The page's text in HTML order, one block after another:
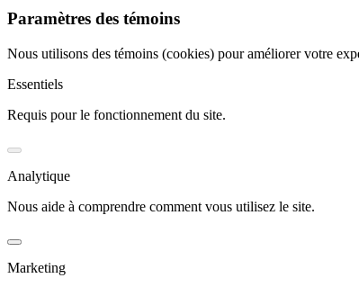
Paramètres des témoins
Nous utilisons des témoins (cookies) pour améliorer votre
Essentiels
Requis pour le fonctionnement du site.
Analytique
Nous aide à comprendre comment vous utilisez le site.
Marketing